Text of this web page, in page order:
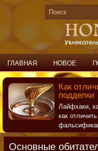
ГЛАВНАЯ НОВОЕ
ПОИСК КОНТАКТЫ
Как
подделки
Лайфхаки,
как
Основные